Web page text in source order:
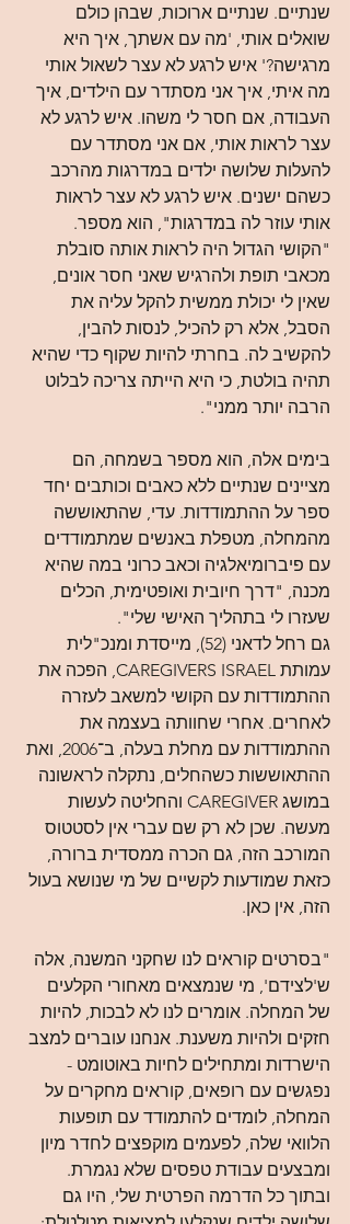
שנתיים. שנתיים ארוכות, שבהן כולם
שואלים אותי, 'מה עם אשתך, איך היא
מרגישה?' איש לרגע לא עצר לשאול אותי
מה איתי, איך אני מסתדר עם הילדים, איך
העבודה, אם חסר לי משהו. איש לרגע לא
עצר לראות אותי, אם אני מסתדר עם
להעלות שלושה ילדים במדרגות מהרכב
כשהם ישנים. איש לרגע לא עצר לראות
אותי עוזר לה במדרגות", הוא מספר.
"הקושי הגדול היה לראות אותה סובלת
מכאבי תופת ולהרגיש שאני חסר אונים,
שאין לי יכולת ממשית להקל עליה את
הסבל, אלא רק להכיל, לנסות להבין,
להקשיב לה. בחרתי להיות שקוף כדי שהיא
תהיה בולטת, כי היא הייתה צריכה לבלוט
הרבה יותר ממני".
בימים אלה, הוא מספר בשמחה, הם
מציינים שנתיים ללא כאבים וכותבים יחד
ספר על ההתמודדות. עדי, שהתאוששה
מהמחלה, מטפלת באנשים שמתמודדים
עם פיברומיאלגיה וכאב כרוני במה שהיא
מכנה, "דרך חיובית ואופטימית, הכלים
שעזרו לי בתהליך האישי שלי".
גם רחל לדאני (52), מייסדת ומנכ"לית
עמותת CAREGIVERS ISRAEL, הפכה את
ההתמודדות עם הקושי למשאב לעזרה
לאחרים. אחרי שחוותה בעצמה את
ההתמודדות עם מחלת בעלה, ב־2006, ואת
ההתאוששות כשהחלים, נתקלה לראשונה
במושג CAREGIVER והחליטה לעשות
מעשה. שכן לא רק שם עברי אין לסטטוס
המורכב הזה, גם הכרה ממסדית ברורה,
כזאת שמודעות לקשיים של מי שנושא בעול
הזה, אין כאן.
"בסרטים קוראים לנו שחקני המשנה, אלה
ש'לצידם', מי שנמצאים מאחורי הקלעים
של המחלה. אומרים לנו לא לבכות, להיות
חזקים ולהיות משענת. אנחנו עוברים למצב
הישרדות ומתחילים לחיות באוטומט -
נפגשים עם רופאים, קוראים מחקרים על
המחלה, לומדים להתמודד עם תופעות
הלוואי שלה, לפעמים מוקפצים לחדר מיון
ומבצעים עבודת טפסים שלא נגמרת.
ובתוך כל הדרמה הפרטית שלי, היו גם